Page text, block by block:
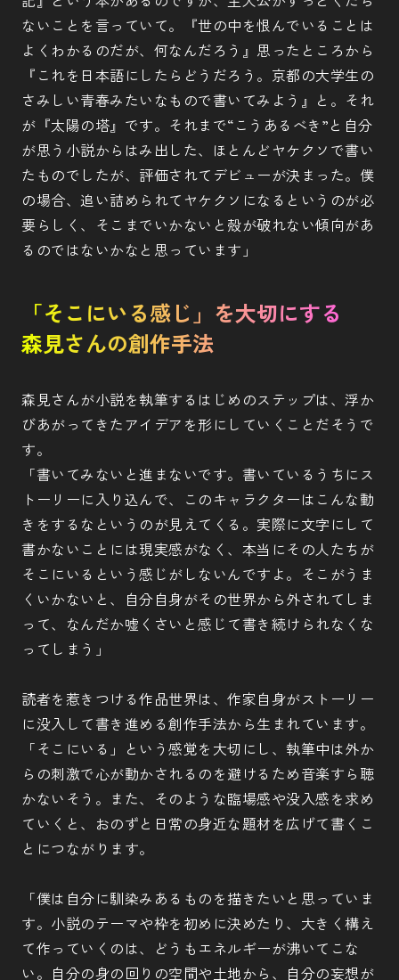
ないことを言っていて。『世の中を恨んでいることは
よくわかるのだが、何なんだろう』思ったところから
『これを日本語にしたらどうだろう。京都の大学生の
さみしい青春みたいなもので書いてみよう』と。それ
が『太陽の塔』です。それまで“こうあるべき”と自分
が思う小説からはみ出した、ほとんどヤケクソで書い
たものでしたが、評価されてデビューが決まった。僕
の場合、追い詰められてヤケクソになるというのが必
要らしく、そこまでいかないと殻が破れない傾向があ
るのではないかなと思っています」
「そこにいる感じ」を大切にする
森見さんの創作手法
森見さんが小説を執筆するはじめのステップは、浮か
びあがってきたアイデアを形にしていくことだそうで
す。
「書いてみないと進まないです。書いているうちにス
トーリーに入り込んで、このキャラクターはこんな動
きをするなというのが見えてくる。実際に文字にして
書かないことには現実感がなく、本当にその人たちが
そこにいるという感じがしないんですよ。そこがうま
くいかないと、自分自身がその世界から外されてしま
って、なんだか嘘くさいと感じて書き続けられなくな
ってしまう」
読者を惹きつける作品世界は、作家自身がストーリー
に没入して書き進める創作手法から生まれています。
「そこにいる」という感覚を大切にし、執筆中は外か
らの刺激で心が動かされるのを避けるため音楽すら聴
かないそう。また、そのような臨場感や没入感を求め
ていくと、おのずと日常の身近な題材を広げて書くこ
とにつながります。
「僕は自分に馴染みあるものを描きたいと思っていま
す。小説のテーマや枠を初めに決めたり、大きく構え
て作っていくのは、どうもエネルギーが沸いてこな
い。自分の身の回りの空間や土地から、自分の妄想が